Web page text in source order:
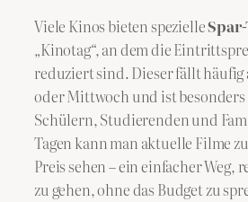
Viele Kinos bieten spezielle
„Kinotag“, an dem die
reduziert sind. Dieser fällt häufig
oder Mittwoch und ist besonders
Schülern, Studierenden und
Tagen kann man aktuelle Filme
Preis sehen – ein einfacher Weg,
zu gehen, ohne das Budget zu